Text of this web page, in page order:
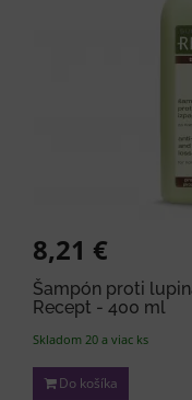
8,21 €
Šampón proti
Recept - 400 ml
Skladom 20 a viac ks
Do košíka